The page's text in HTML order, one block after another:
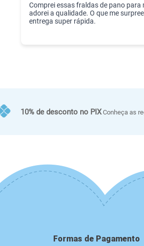
Comprei essas fraldas de pano para
adorei a qualidade. O que me
entrega super rápida.
10% de desconto no PIX Conheça as
Formas de Pagamento